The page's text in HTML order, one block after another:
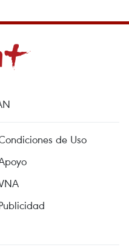
de Uso